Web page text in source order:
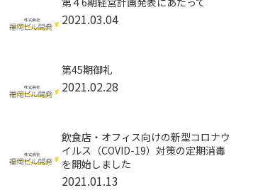
2021.03.04
第45期御礼
2021.02.28
飲食店・オフィス向けの新型コロナウ
イルス（COVID-19）対策の定期消毒
を開始しました
2021.01.13